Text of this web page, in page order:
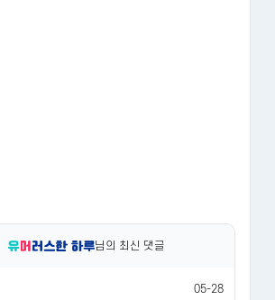
님의 최신 댓글
05-28